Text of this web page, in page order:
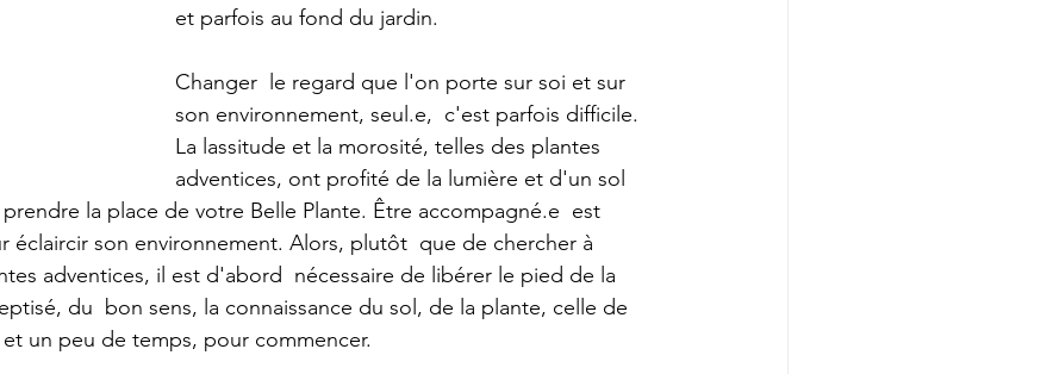
et parfois au fond du jardin.
Changer  le regard que l'on porte sur soi et sur
son environnement, seul.e,  c'est parfois difficile.
La lassitude et la morosité, telles des plantes
adventices, ont profité de la lumière et d'un sol
la place de votre Belle Plante. Être accompagné.e  est
éclaircir son environnement. Alors, plutôt  que de chercher à
adventices, il est d'abord  nécessaire de libérer le pied de la
du  bon sens, la connaissance du sol, de la plante, celle de
un peu de temps, pour commencer.